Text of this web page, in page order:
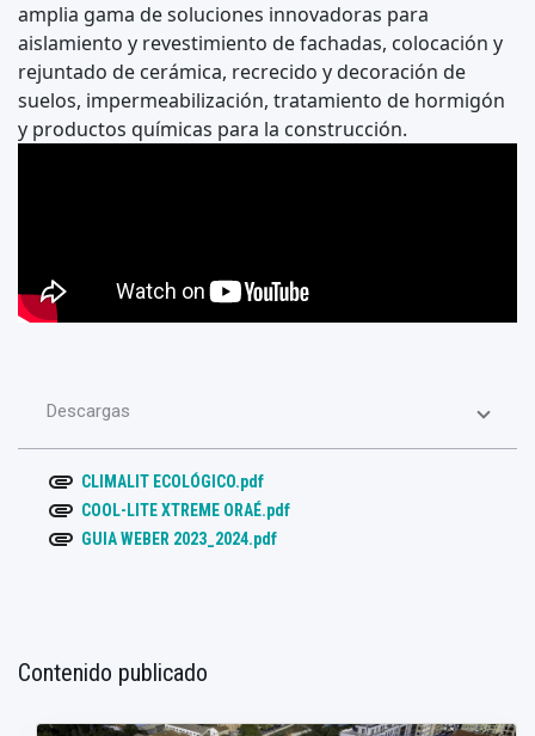
amplia gama de soluciones innovadoras para
aislamiento y revestimiento de fachadas, colocación y
rejuntado de cerámica, recrecido y decoración de
suelos, impermeabilización, tratamiento de hormigón
y productos químicas para la construcción.
Descargas
attachment CLIMALIT ECOLÓGICO.pdf
attachment COOL-LITE XTREME ORAÉ.pdf
attachment GUIA WEBER 2023_2024.pdf
Contenido publicado